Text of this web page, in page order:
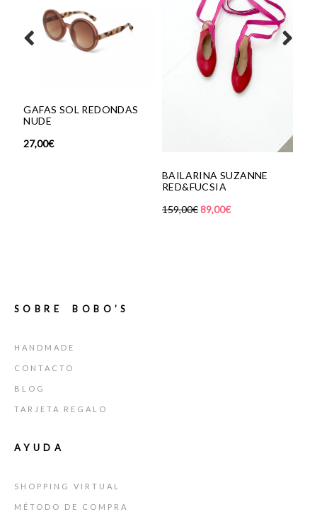
GAFAS SOL REDONDAS
NUDE
27,00€
BAILARINA SUZANNE
RED&FUCSIA
159,00€89,00€
12,00
SOBRE BOBO’S
HANDMADE
CONTACTO
BLOG
TARJETA REGALO
AYUDA
SHOPPING VIRTUAL
MÉTODO DE COMPRA